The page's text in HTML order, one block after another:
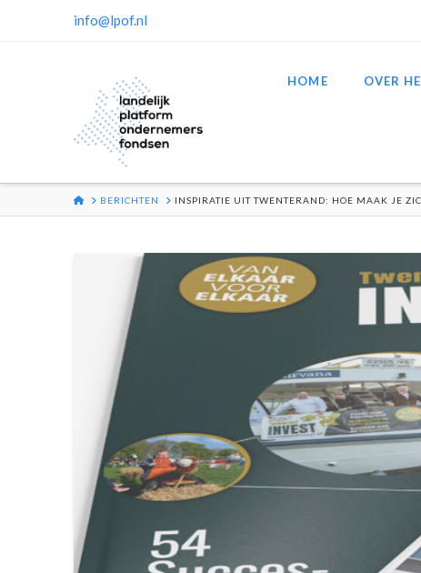
info@lpof.nl
HOME OVER
HOMEBERICHTEN INSPIRATIE UIT TWENTERAND: HOE MAAK JE